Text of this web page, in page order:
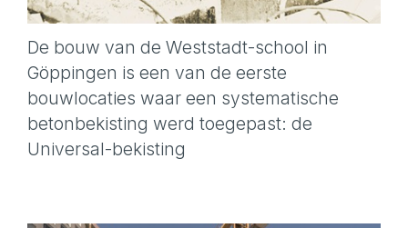
De bouw van de Weststadt-school in
Göppingen is een van de eerste
bouwlocaties waar een systematische
betonbekisting werd toegepast: de
Universal-bekisting